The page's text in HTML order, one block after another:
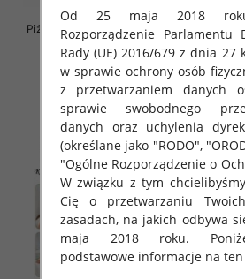
Piżama damska Roz XL-3XL, Mix
kolor Paczka 12 szt
27.00 zł
szczegóły
Od 25 maja 2018 roku
Rozporządzenie Parlamentu
Rady (UE) 2016/679 z dnia 27
w sprawie ochrony osób
z przetwarzaniem danych
sprawie swobodnego
danych oraz uchylenia
(określane jako "RODO",
"Ogólne Rozporządzenie o
W związku z tym
Cię o przetwarzaniu
zasadach, na jakich odbywa
maja 2018 roku.
podstawowe informacje na